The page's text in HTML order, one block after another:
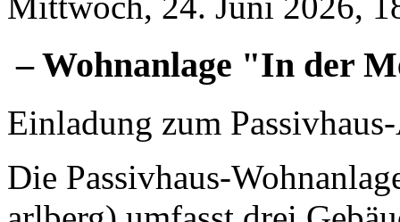
– Wohn­an­la­ge "In der
Einladung zum
Die Pas­siv­haus-